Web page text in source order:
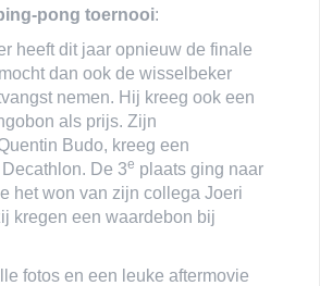
pong toernooi:
heeft dit jaar opnieuw de finale
dan ook de wisselbeker
nemen. Hij kreeg ook een
als prijs. Zijn
Budo, kreeg een
De 3e plaats ging naar
het won van zijn collega Joeri
kregen een waardebon bij
fotos en een leuke aftermovie